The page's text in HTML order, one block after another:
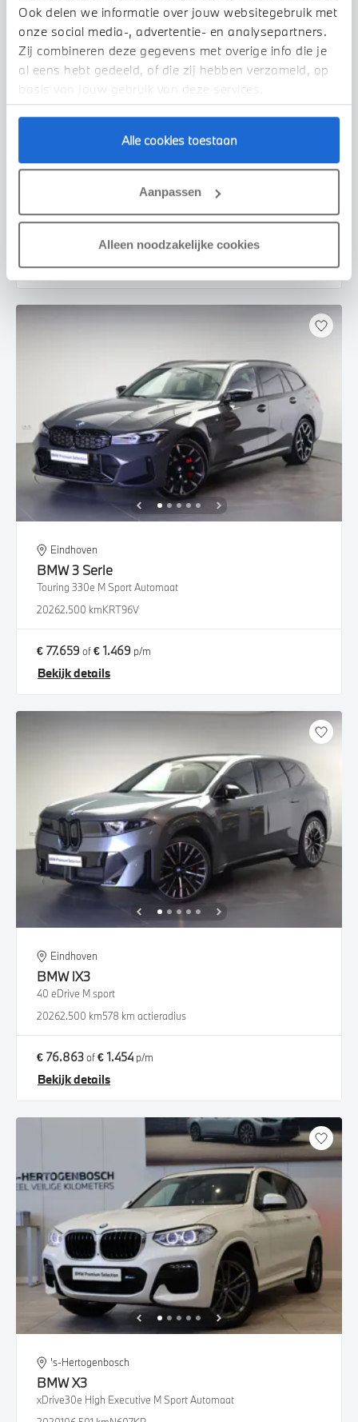
Ook delen we informatie over jouw websitegebruik met
onze social media-, advertentie- en analysepartners.
Zij combineren deze gegevens met overige info die je
al eens hebt gedeeld, of die zij hebben verzameld, op
basis van jouw gebruik van deze services.
Alle cookies toestaan
Aanpassen
Alleen noodzakelijke cookies
BMW3 Serie
€ 697p/m
Bekijk details
Eindhoven
BMW3 Serie
Touring 330e M Sport Automaat
20262.500 kmKRT96V
€ 77.659 of€ 1.469 p/m
Bekijk details
Eindhoven
BMW iX3
40 eDrive M sport
20262.500 km578 km actieradius
€ 76.863of€ 1.454 p/m
Bekijk details
's-Hertogenbosch
BMWX3
xDrive30e High Executive M Sport Automaat